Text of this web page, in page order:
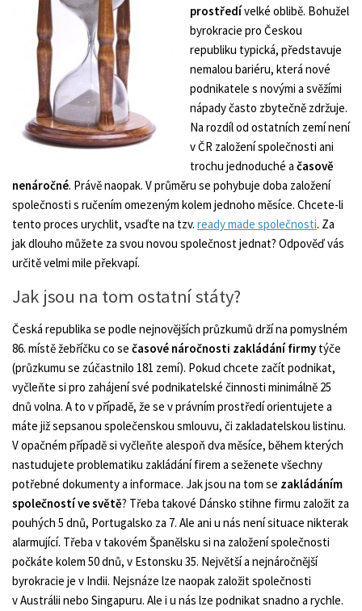
prostředívelké oblibě. Bohužel
byrokracie pro Českou
republiku typická, představuje
nemalou bariéru, která nové
podnikatele s novými a svěžími
nápady často zbytečně zdržuje.
Na rozdíl od ostatních zemí není
v ČR založení společnosti ani
trochu jednoduché a časově
nenáročné. Právě naopak. V průměru se pohybuje doba založení
společnosti s ručením omezeným kolem jednoho měsíce. Chcete-li
tento proces urychlit, vsaďte na tzv. ready made společnosti. Za
jak dlouho můžete za svou novou společnost jednat? Odpověď vás
určitě velmi mile překvapí.
Jak jsou na tom ostatní státy?
Česká republika se podle nejnovějších průzkumů drží na pomyslném
86. místě žebříčku co se časové náročnosti zakládání firmy týče
(průzkumu se zúčastnilo 181 zemí). Pokud chcete začít podnikat,
vyčleňte si pro zahájení své podnikatelské činnosti minimálně 25
dnů volna. A to v případě, že se v právním prostředí orientujete a
máte již sepsanou společenskou smlouvu, či zakladatelskou listinu.
V opačném případě si vyčleňte alespoň dva měsíce, během kterých
nastudujete problematiku zakládání firem a seženete všechny
potřebné dokumenty a informace. Jak jsou na tom se zakládáním
společností ve světě? Třeba takové Dánsko stihne firmu založit za
pouhých 5 dnů, Portugalsko za 7. Ale ani u nás není situace nikterak
alarmující. Třeba v takovém Španělsku si na založení společnosti
počkáte kolem 50 dnů, v Estonsku 35. Největší a nejnáročnější
byrokracie je v Indii. Nejsnáze lze naopak založit společnosti
v Austrálii nebo Singapuru. Ale i u nás lze podnikat snadno a rychle.